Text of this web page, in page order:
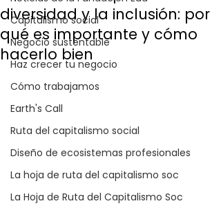
Capitalismo social
Negocio sustentable
Haz crecer tu negocio
Cómo trabajamos
Earth's Call
Ruta del capitalismo social
Diseño de ecosistemas profesionales
La hoja de ruta del capitalismo soc
La Hoja de Ruta del Capitalismo Soc
diversidad y la inclusión: por
qué es importante y cómo
hacerlo bien